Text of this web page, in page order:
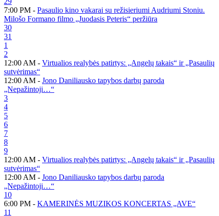
7:00 PM - Pasaulio kino vakarai su režisieriumi Audriumi Stoniu.
Milošo Formano filmo „Juodasis Peteris“ peržiūra
30
31
1
2
12:00 AM - Virtualios realybės patirtys: „Angelų takais“ ir „Pasaulių
sutvėrimas“
12:00 AM - Jono Daniliausko tapybos darbų paroda
„Nepažintoji…“
3
4
5
6
7
8
9
12:00 AM - Virtualios realybės patirtys: „Angelų takais“ ir „Pasaulių
sutvėrimas“
12:00 AM - Jono Daniliausko tapybos darbų paroda
„Nepažintoji…“
10
6:00 PM - KAMERINĖS MUZIKOS KONCERTAS „AVE“
11